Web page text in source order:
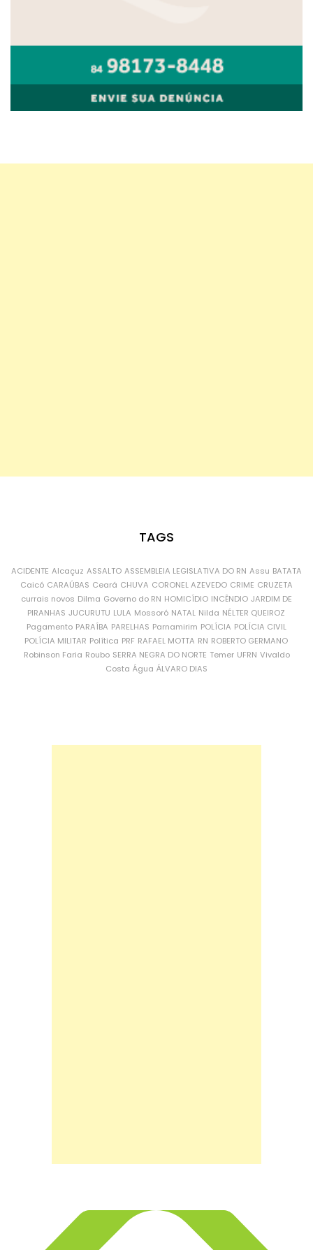
TAGS
ACIDENTE Alcaçuz ASSALTO ASSEMBLEIA LEGISLATIVA DO RN Assu BATATA
Caicó CARAÚBAS Ceará CHUVA CORONEL AZEVEDO CRIME CRUZETA
currais novos Dilma Governo do RN HOMICÍDIO INCÊNDIO JARDIM DE
PIRANHAS JUCURUTU LULA Mossoró NATAL Nilda NÉLTER QUEIROZ
Pagamento PARAÍBA PARELHAS Parnamirim POLÍCIA POLÍCIA CIVIL
POLÍCIA MILITAR Política PRF RAFAEL MOTTA RN ROBERTO GERMANO
Robinson Faria Roubo SERRA NEGRA DO NORTE Temer UFRN Vivaldo
Costa Água ÁLVARO DIAS